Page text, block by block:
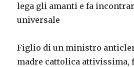
lega gli amanti e fa
universale
Figlio di un ministro
madre cattolica attivissima,